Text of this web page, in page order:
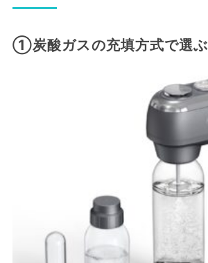
①炭酸ガスの充填方式で選ぶ